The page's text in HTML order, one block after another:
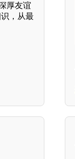
厚友谊
，从最